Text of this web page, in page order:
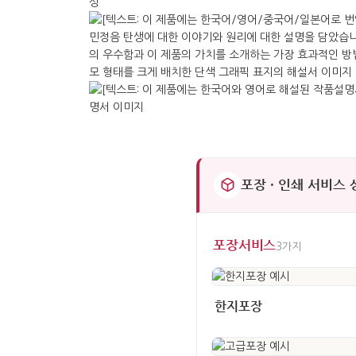
포장 · 인쇄 서비스
포장서비스 3가지
한지포장